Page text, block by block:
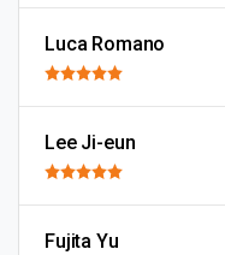
Luca Romano
Lee Ji-eun
Fujita Yu